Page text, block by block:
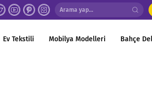
Ev Tekstili Mobilya Modelleri Bahçe